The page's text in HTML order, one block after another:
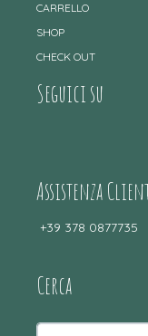
CARRELLO
SHOP
CHECK OUT
Seguici su
Assistenza
+39 378 0877735
Cerca